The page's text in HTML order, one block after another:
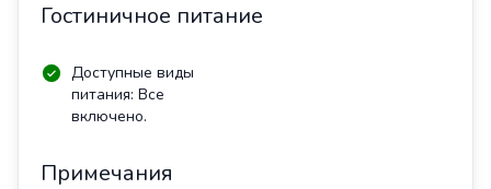
Гостиничное питание
Доступные виды
питания: Все
включено.
Примечания